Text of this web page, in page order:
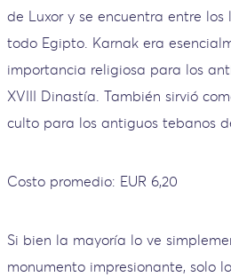
de Luxor y se encuentra entre
todo Egipto. Karnak era
importancia religiosa para los
XVIII Dinastía. También sirvió
culto para los antiguos tebanos
Costo promedio: EUR 6,20
Si bien la mayoría lo ve
monumento impresionante, solo